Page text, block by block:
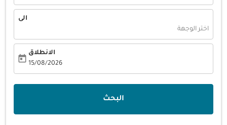
الى
اختر الوجهة
الانطلاق
15/08/2026
today
البحث